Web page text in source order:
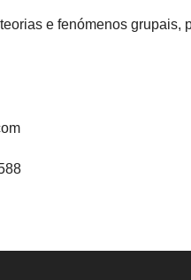
e fenómenos